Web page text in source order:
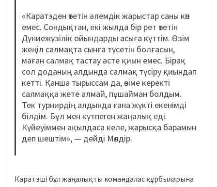
«Каратэден өтетін әлемдік жарыстар саны көп
емес. Сондықтан, екі жылда бір рет өтетін
Дүниежүзілік ойындарды асыға күттім. Өзім
жеңіл салмақта сынға түсетін болғасын,
маған салмақ тастау әсте қиын емес. Бірақ
сол доданың алдында салмақ түсіру қиындап
кетті. Қанша тырыссам да, өзіме керекті
салмаққа жете алмай, пұшайман болдым.
Тек турнирдің алдында ғана жүкті екенімді
білдім. Бұл мен күтпеген жаңалық еді.
Күйеуіммен ақылдаса келе, жарысқа барамын
деп шештім», — дейді Мөлдір.
Каратэші бұл жаңалықты командалас құрбыларына